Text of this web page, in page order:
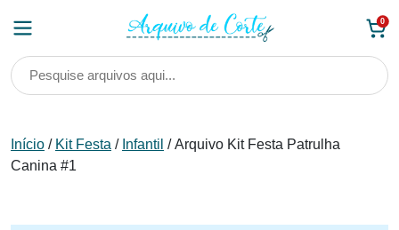
0
Início / Kit Festa / Infantil / Arquivo Kit Festa Patrulha
Canina #1